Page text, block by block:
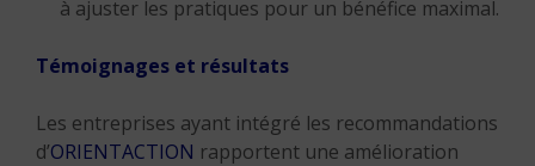
à ajuster les pratiques pour un bénéfice maximal.
Témoignages et résultats
Les entreprises ayant intégré les recommandations
d’ORIENTACTION rapportent une amélioration